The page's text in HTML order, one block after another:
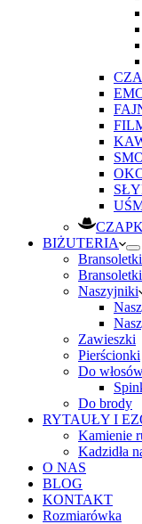
BIŻUTERIA
Naszyjniki
Zawieszki
Pierścionki
Do
Do brody
RYTAUŁY I
Kamienie
Kadzidła
O NAS
BLOG
KONTAKT
Rozmiarówka